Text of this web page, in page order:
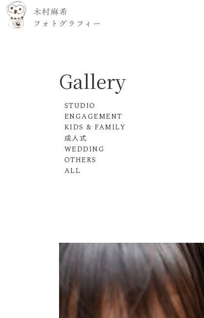
Gallery
STUDIO
ENGAGEMENT
KIDS & FAMILY
成人式
WEDDING
OTHERS
ALL